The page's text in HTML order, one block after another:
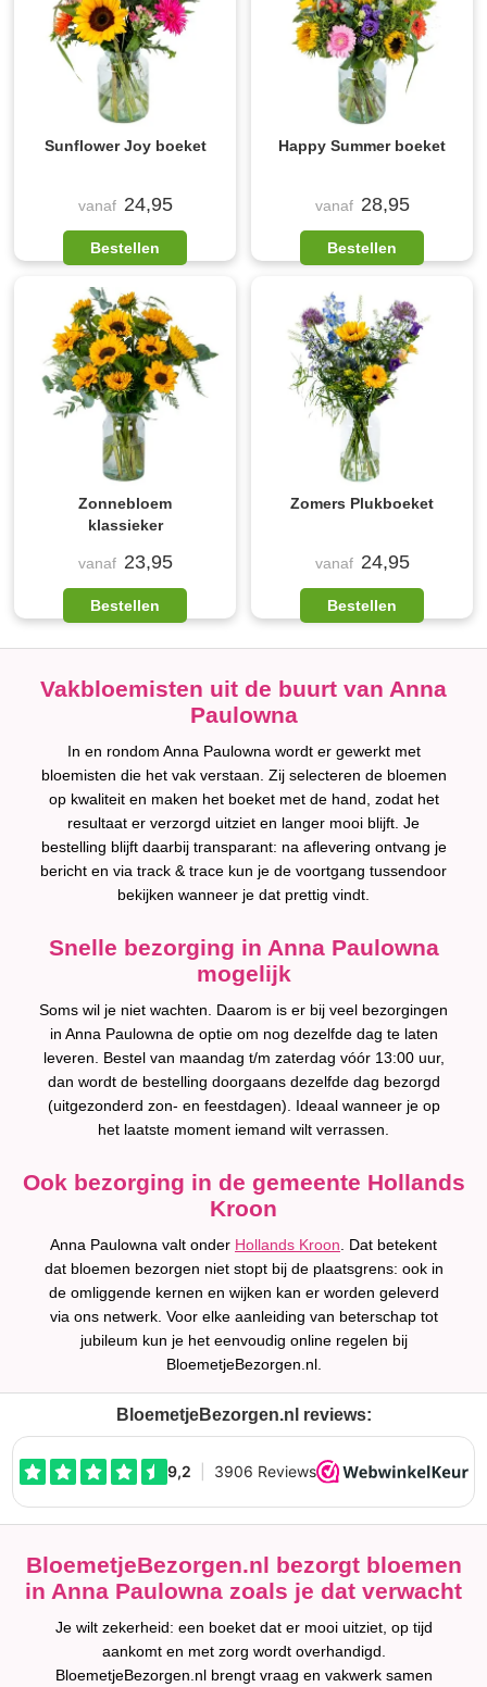
Sunflower Joy boeket
vanaf 24,95
Bestellen
Happy Summer boeket
vanaf 28,95
Bestellen
Zonnebloem
klassieker
vanaf 23,95
Bestellen
Zomers Plukboeket
vanaf 24,95
Bestellen
Vakbloemisten uit de buurt van Anna
Paulowna
In en rondom Anna Paulowna wordt er gewerkt met
bloemisten die het vak verstaan. Zij selecteren de bloemen
op kwaliteit en maken het boeket met de hand, zodat het
resultaat er verzorgd uitziet en langer mooi blijft. Je
bestelling blijft daarbij transparant: na aflevering ontvang je
bericht en via track & trace kun je de voortgang tussendoor
bekijken wanneer je dat prettig vindt.
Snelle bezorging in Anna Paulowna
mogelijk
Soms wil je niet wachten. Daarom is er bij veel bezorgingen
in Anna Paulowna de optie om nog dezelfde dag te laten
leveren. Bestel van maandag t/m zaterdag vóór 13:00 uur,
dan wordt de bestelling doorgaans dezelfde dag bezorgd
(uitgezonderd zon- en feestdagen). Ideaal wanneer je op
het laatste moment iemand wilt verrassen.
Ook bezorging in de gemeente Hollands
Kroon
Anna Paulowna valt onder Hollands Kroon . Dat betekent
dat bloemen bezorgen niet stopt bij de plaatsgrens: ook in
de omliggende kernen en wijken kan er worden geleverd
via ons netwerk. Voor elke aanleiding van beterschap tot
jubileum kun je het eenvoudig online regelen bij
BloemetjeBezorgen.nl.
BloemetjeBezorgen.nl reviews:
BloemetjeBezorgen.nl bezorgt bloemen
in Anna Paulowna zoals je dat verwacht
Je wilt zekerheid: een boeket dat er mooi uitziet, op tijd
aankomt en met zorg wordt overhandigd.
BloemetjeBezorgen.nl brengt vraag en vakwerk samen